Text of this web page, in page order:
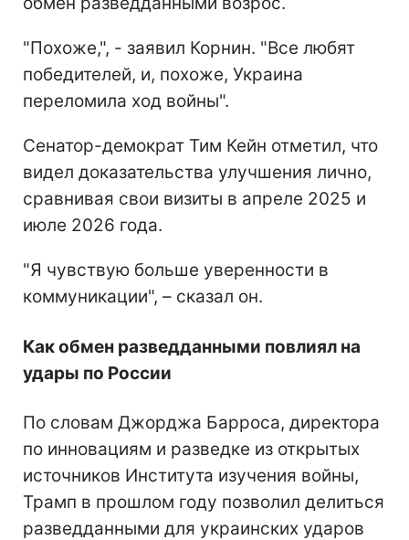
"Похоже,", - заявил Корнин. "Все любят
победителей, и, похоже, Украина
переломила ход войны".
Сенатор-демократ Тим Кейн отметил, что
видел доказательства улучшения лично,
сравнивая свои визиты в апреле 2025 и
июле 2026 года.
"Я чувствую больше уверенности в
коммуникации", – сказал он.
Как обмен разведданными повлиял на
удары по России
По словам Джорджа Барроса, директора
по инновациям и разведке из открытых
источников Института изучения войны,
Трамп в прошлом году позволил делиться
разведданными для украинских ударов